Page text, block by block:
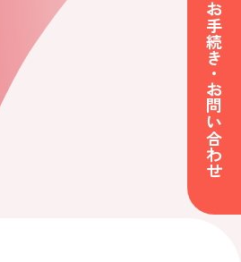
お手続き・お問い合わせ